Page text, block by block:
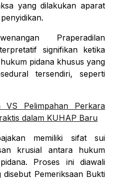
yang dilakukan aparat
Praperadilan
signifikan ketika
pidana khusus yang
tersendiri, seperti
VS Pelimpahan Perkara
dalam KUHAP Baru
memiliki sifat sui
krusial antara hukum
Proses ini diawali
Pemeriksaan Bukti